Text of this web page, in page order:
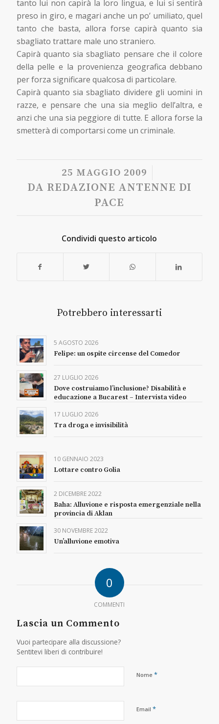
tanto lui non capirà la loro lingua, e lui si sentirà
preso in giro, e magari anche un po’ umiliato, quel
tanto che basta, allora forse capirà quanto sia
sbagliato trattare male uno straniero.
Capirà quanto sia sbagliato pensare che il colore
della pelle e la provenienza geografica debbano
per forza significare qualcosa di particolare.
Capirà quanto sia sbagliato dividere gli uomini in
razze, e pensare che una sia meglio dell’altra, e
anzi che una sia peggiore di tutte. E allora forse la
smetterà di comportarsi come un criminale.
25 MAGGIO 2009
/
DA REDAZIONE ANTENNE DI
PACE
Condividi questo articolo
Potrebbero interessarti
5 AGOSTO 2026
Felipe: un ospite circense del Comedor
27 LUGLIO 2026
Dove costruiamo l’inclusione? Disabilità e
educazione a Bucarest – Intervista video
17 LUGLIO 2026
Tra droga e invisibilità
10 GENNAIO 2023
Lottare contro Golia
2 DICEMBRE 2022
Baha: Alluvione e risposta emergenziale nella
provincia di Aklan
30 NOVEMBRE 2022
Un’alluvione emotiva
0
COMMENTI
Lascia un Commento
Vuoi partecipare alla discussione?
Sentitevi liberi di contribuire!
Nome *
Email *